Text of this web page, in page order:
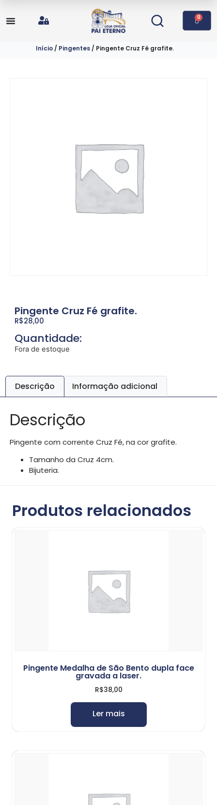
0
Início / Pingentes / Pingente Cruz Fé grafite.
Pingente Cruz Fé grafite.
R$28,00
Quantidade:
Fora de estoque
Descrição Informação adicional
Descrição
Pingente com corrente Cruz Fé, na cor grafite.
Tamanho da Cruz 4cm.
Bijuteria.
Produtos relacionados
Pingente Medalha de São Bento dupla face
gravada a laser.
R$38,00
Ler mais